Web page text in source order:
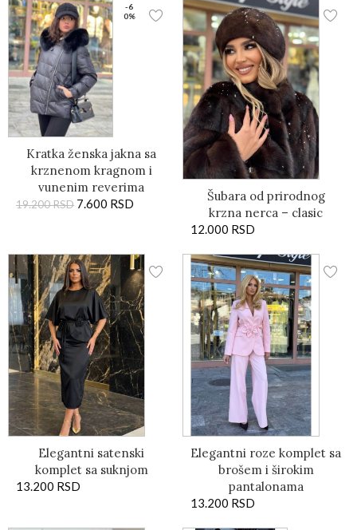
-6
0%
Kratka ženska jakna sa
krznenom kragnom i
vunenim reverima
19.200RSD 7.600 RSD
Šubara od prirodnog
krzna nerca – clasic
12.000 RSD
Elegantni satenski
komplet sa suknjom
13.200 RSD
Elegantni roze komplet sa
brošem i širokim
pantalonama
13.200 RSD